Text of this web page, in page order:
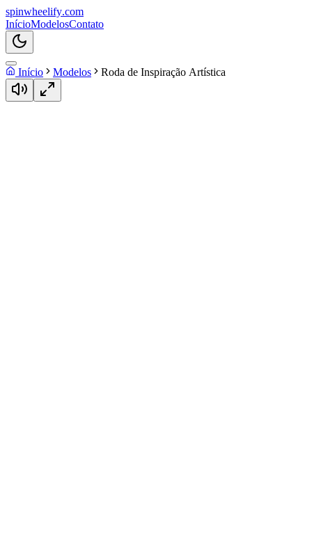
spinwheelify.com
InícioModelosContato
Início Modelos Roda de Inspiração Artística